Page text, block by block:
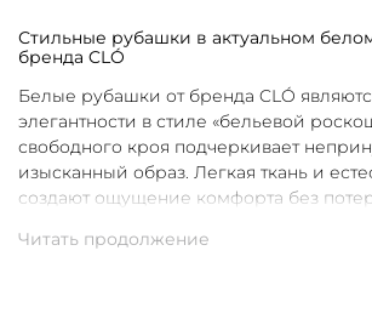
Стильные рубашки в актуальном
бренда CLÓ
Белые рубашки от бренда CLÓ
элегантности в стиле «бельевой
свободного кроя подчеркивает
изысканный образ. Легкая ткань и
создают ощущение комфорта без
чистоты и универсальности. Такая